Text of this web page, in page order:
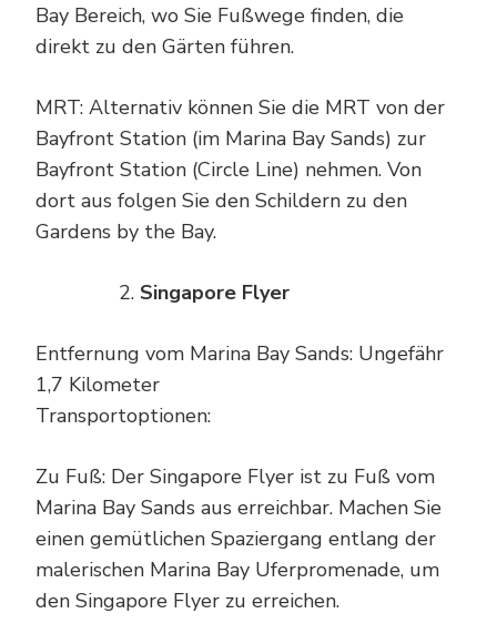
Bay Bereich, wo Sie Fußwege finden, die
direkt zu den Gärten führen.
MRT: Alternativ können Sie die MRT von der
Bayfront Station (im Marina Bay Sands) zur
Bayfront Station (Circle Line) nehmen. Von
dort aus folgen Sie den Schildern zu den
Gardens by the Bay.
Singapore Flyer
Entfernung vom Marina Bay Sands: Ungefähr
1,7 Kilometer
Transportoptionen:
Zu Fuß: Der Singapore Flyer ist zu Fuß vom
Marina Bay Sands aus erreichbar. Machen Sie
einen gemütlichen Spaziergang entlang der
malerischen Marina Bay Uferpromenade, um
den Singapore Flyer zu erreichen.